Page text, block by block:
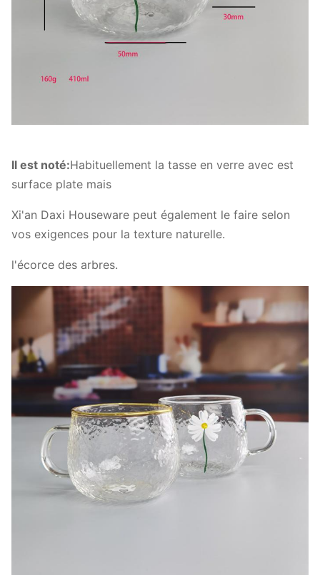
Il est noté:Habituellement la tasse en verre avec est
surface plate mais
Xi'an Daxi Houseware peut également le faire selon
vos exigences pour la texture naturelle.
l'écorce des arbres.